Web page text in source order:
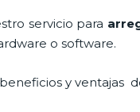
servicio para
o software.
y ventajas